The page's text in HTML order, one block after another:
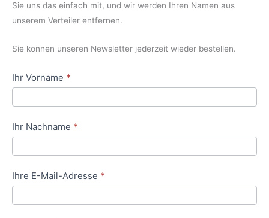
Sie uns das einfach mit, und wir werden Ihren Namen aus
unserem Verteiler entfernen.
Sie können unseren Newsletter jederzeit wieder bestellen.
Newsletter
abbestellen
Ihr Vorname *
Ihr Nachname *
Ihre E-Mail-Adresse *